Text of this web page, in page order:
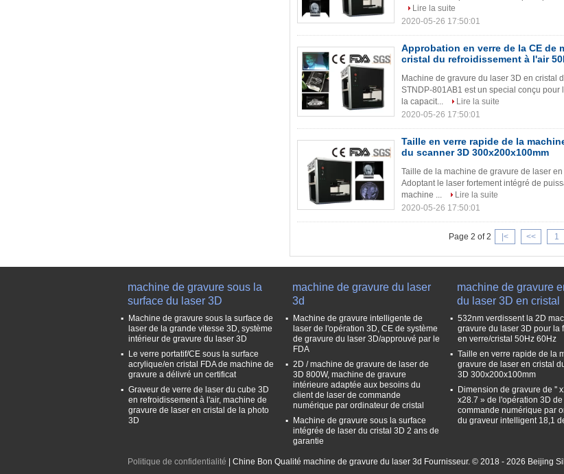
Lire la suite
2020-05-26 17:50:01
Approbation en verre de la CE de
cristal du refroidissement à l'air
Machine de gravure du laser 3D en cristal
STNDP-801AB1 est un special conçu
la capacit...
Lire la suite
2020-05-26 17:50:01
Taille en verre rapide de la
du scanner 3D 300x200x100mm
Taille de la machine de gravure de laser
Adoptant le laser fortement intégré de
machine ...
Lire la suite
2020-05-26 17:50:01
Page 2 of 2 |< << 1
machine de gravure sous la
surface du laser 3D
Machine de gravure sous la surface de
laser de la grande vitesse 3D, système
intérieur de gravure du laser 3D
Le verre portatif/CE sous la surface
acrylique/en cristal FDA de machine de
gravure a délivré un certificat
Graveur de verre de laser du cube 3D
en refroidissement à l'air, machine de
gravure de laser en cristal de la photo
3D
machine de gravure du laser
3d
Machine de gravure intelligente de
laser de l'opération 3D, CE de système
de gravure du laser 3D/approuvé par le
FDA
2D / machine de gravure de laser de
3D 800W, machine de gravure
intérieure adaptée aux besoins du
client de laser de commande
numérique par ordinateur de cristal
Machine de gravure sous la surface
intégrée de laser du cristal 3D 2 ans de
garantie
machine de gravure
du laser 3D en cristal
532nm verdissent la 2D
gravure du laser 3D pour la
en verre/cristal 50Hz 60Hz
Taille en verre rapide de la
gravure de laser en cristal
3D 300x200x100mm
Dimension de gravure de ''
x28.7 » de l'opération 3D
commande numérique par
du graveur intelligent 18,1
Politique de confidentialité | Chine Bon Qualité machine de gravure du laser 3d Fournisseur. © 2018 - 2026 Beijing